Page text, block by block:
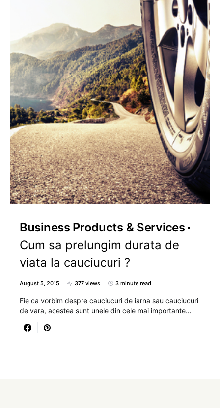
Business Products & Services
Cum sa prelungim durata de
viata la cauciucuri ?
August 5, 2015 377 views 3 minute read
Fie ca vorbim despre cauciucuri de iarna sau cauciucuri
de vara, acestea sunt unele din cele mai importante…